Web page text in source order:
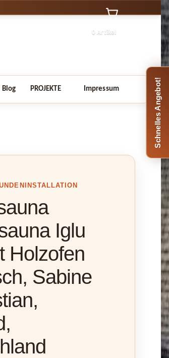
0 Artikel
Blog PROJEKTE Impressum
Iglu
Holzofen
Sabine
Schnelles Angebot!